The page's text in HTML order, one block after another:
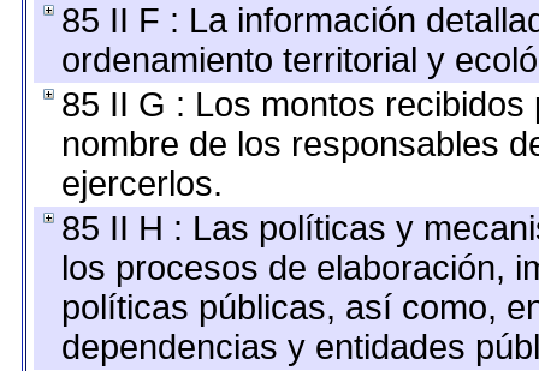
85 II F : La información
ordenamiento territorial y
85 II G : Los montos
nombre de los responsables
ejercerlos.
85 II H : Las políticas y
los procesos de elaboración,
políticas públicas, así como,
dependencias y entidades